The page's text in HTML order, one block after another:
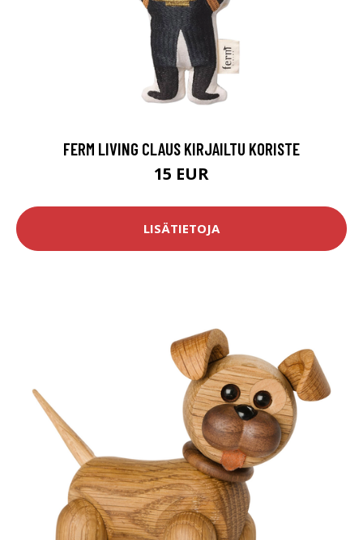
FERM LIVING CLAUS KIRJAILTU KORISTE
15 EUR
LISÄTIETOJA